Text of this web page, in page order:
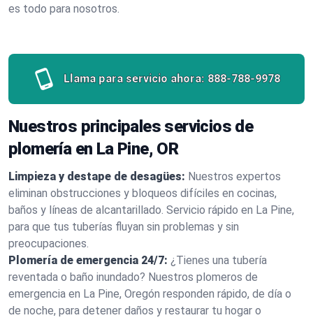
es todo para nosotros.
Llama para servicio ahora: 888-788-9978
Nuestros principales servicios de
plomería en La Pine, OR
Limpieza y destape de desagües: Nuestros expertos
eliminan obstrucciones y bloqueos difíciles en cocinas,
baños y líneas de alcantarillado. Servicio rápido en La Pine,
para que tus tuberías fluyan sin problemas y sin
preocupaciones.
Plomería de emergencia 24/7: ¿Tienes una tubería
reventada o baño inundado? Nuestros plomeros de
emergencia en La Pine, Oregón responden rápido, de día o
de noche, para detener daños y restaurar tu hogar o